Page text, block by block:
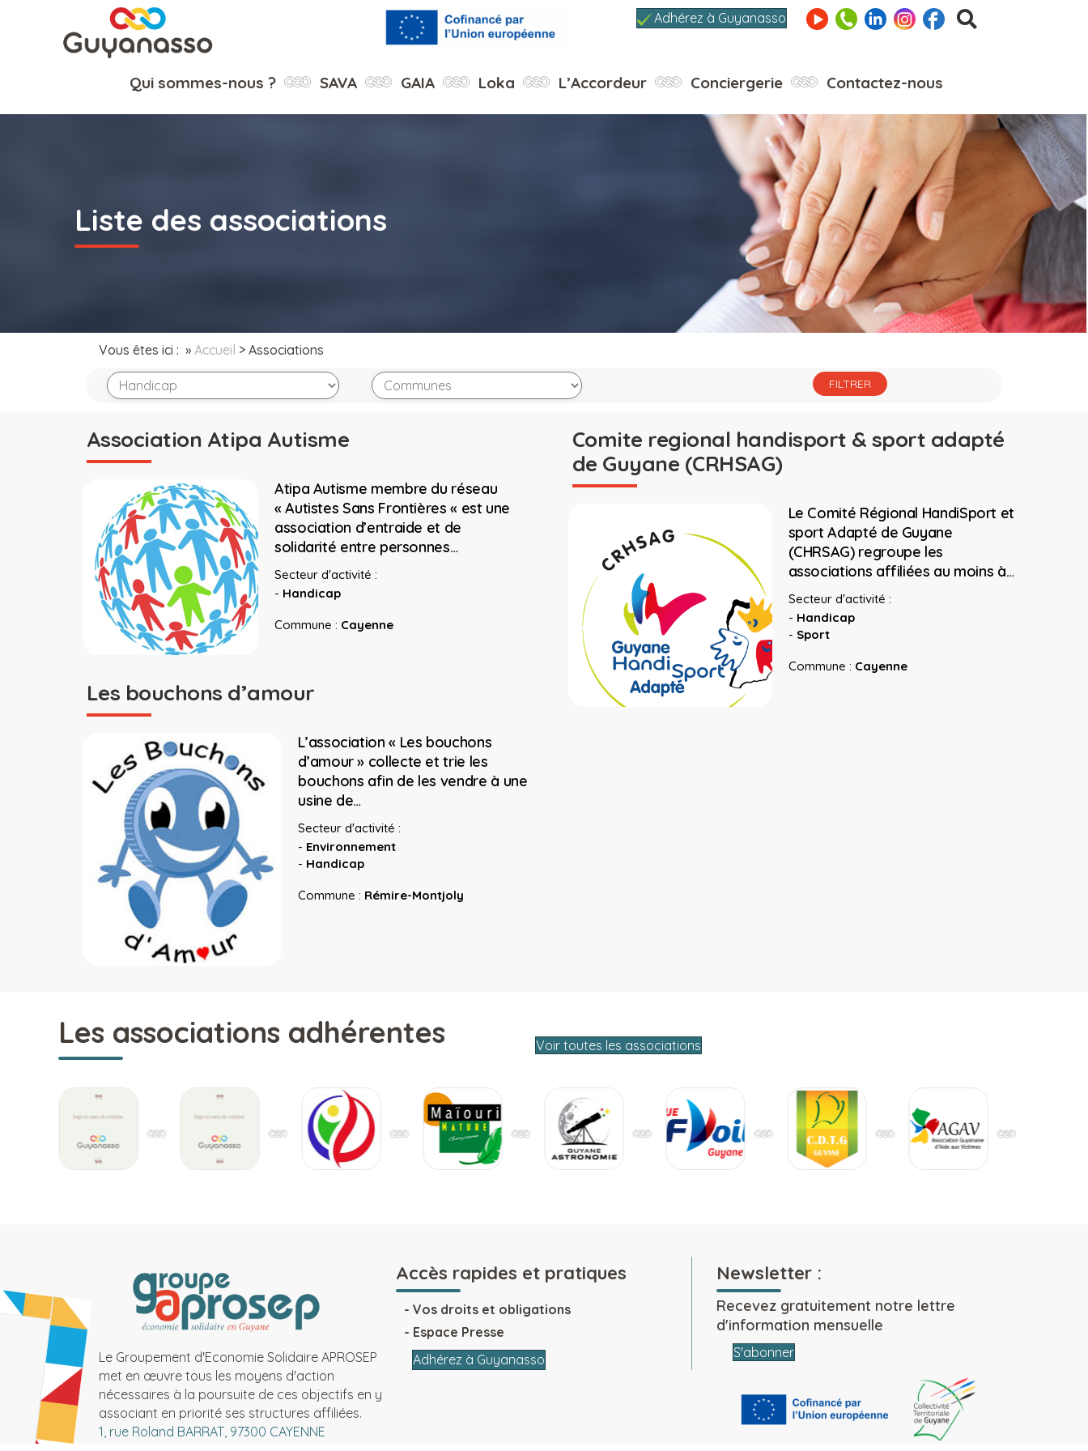
Adhérez à Guyanasso
Qui sommes-nous ? SAVA GAIA Loka L’Accordeur Conciergerie Contactez-nous
Liste des associations
Vous êtes ici : » Accueil > Associations
Association Atipa Autisme
Atipa Autisme membre du réseau
« Autistes Sans Frontières « est une
association d’entraide et de
solidarité entre personnes…
Secteur d'activité :
- Handicap
Commune : Cayenne
Comite regional handisport & sport adapté
de Guyane (CRHSAG)
Le Comité Régional HandiSport et
sport Adapté de Guyane
(CHRSAG) regroupe les
associations affiliées au moins à…
Secteur d'activité :
- Handicap
- Sport
Commune : Cayenne
Les bouchons d’amour
L’association « Les bouchons
d’amour » collecte et trie les
bouchons afin de les vendre à une
usine de…
Secteur d'activité :
- Environnement
- Handicap
Commune : Rémire-Montjoly
Les associations adhérentes Voir toutes les associations
Le Groupement d'Economie Solidaire APROSEP
met en œuvre tous les moyens d'action
nécessaires à la poursuite de ces objectifs en y
associant en priorité ses structures affiliées.
1, rue Roland BARRAT, 97300 CAYENNE
Accès rapides et pratiques
Vos droits et obligations
Espace Presse
Adhérez à Guyanasso
Newsletter :
Recevez gratuitement notre lettre
d'information mensuelle
S'abonner